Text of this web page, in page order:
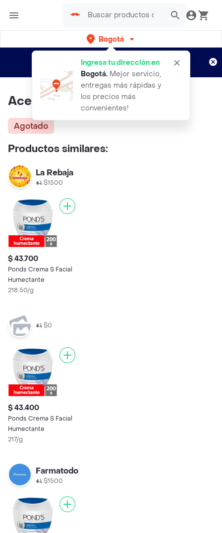
Bogotá
Ingresa tu dirección en
Bogotá. Mejor servicio,
entregas más rápidas y
los precios más
convenientes!
envíos gratis por semanas
Aplican TyC
Aceite De Almendras 25 Ml
Agotado
Productos similares:
La Rebaja
$1500
$ 43.700
Ponds Crema S Facial
Humectante
218.50/g
$0
$ 43.400
Ponds Crema S Facial
Humectante
217/g
Farmatodo
$1500